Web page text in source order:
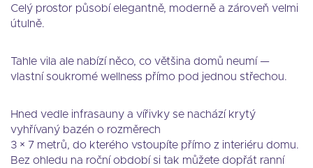
Celý prostor působí elegantně, moderně a zároveň velmi
útulně.
Tahle vila ale nabízí něco, co většina domů neumí —
vlastní soukromé wellness přímo pod jednou střechou.
Hned vedle infrasauny a vířivky se nachází krytý
vyhřívaný bazén o rozměrech
3 × 7 metrů, do kterého vstoupíte přímo z interiéru domu.
Bez ohledu na roční období si tak můžete dopřát ranní